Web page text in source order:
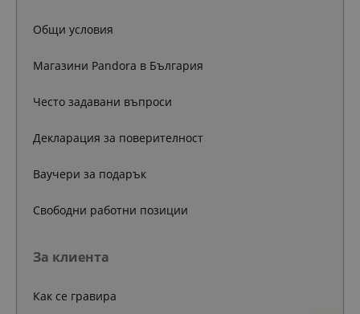
Общи условия
Магазини Pandora в България
Често задавани въпроси
Декларация за поверителност
Ваучери за подарък
Свободни работни позиции
За клиента
Как се гравира